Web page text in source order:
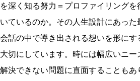
を深く知る努力＝プロファイリング
いているのか。その人生設計にあっ
会話の中で導き出される想いを形に
大切にしています。時には幅広いニ
解決できない問題に直面することも